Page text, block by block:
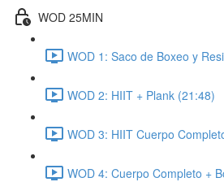
WOD 25MIN
WOD 1: Saco de Boxeo y
WOD 2: HIIT + Plank (21:48)
WOD 3: HIIT Cuerpo
WOD 4: Cuerpo Completo +